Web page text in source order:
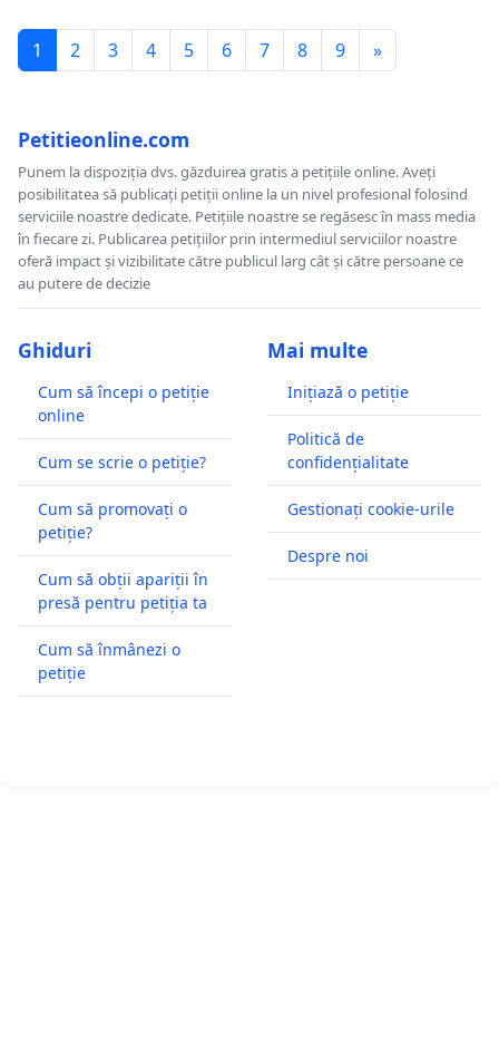
1 2 3 4 5 6 7 8 9 »
Petitieonline.com
Punem la dispoziția dvs. găzduirea gratis a petițiile online. Aveți
posibilitatea să publicați petiții online la un nivel profesional folosind
serviciile noastre dedicate. Petițiile noastre se regăsesc în mass media
în fiecare zi. Publicarea petițiilor prin intermediul serviciilor noastre
oferă impact și vizibilitate către publicul larg cât și către persoane ce
au putere de decizie
Ghiduri
Cum să începi o petiție
online
Cum se scrie o petiție?
Cum să promovați o
petiție?
Cum să obții apariții în
presă pentru petiția ta
Cum să înmânezi o
petiție
Mai multe
Inițiază o petiție
Politică de
confidențialitate
Gestionați cookie-urile
Despre noi